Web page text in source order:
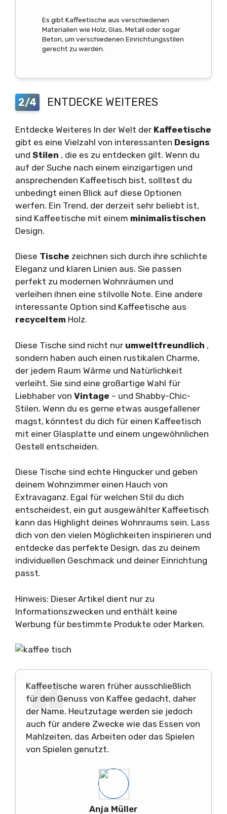
Es gibt Kaffeetische aus verschiedenen
Materialien wie Holz, Glas, Metall oder sogar
Beton, um verschiedenen Einrichtungsstilen
gerecht zu werden.
2/4 ENTDECKE WEITERES
Entdecke Weiteres In der Welt der Kaffeetische
gibt es eine Vielzahl von interessanten Designs
und Stilen , die es zu entdecken gilt. Wenn du
auf der Suche nach einem einzigartigen und
ansprechenden Kaffeetisch bist, solltest du
unbedingt einen Blick auf diese Optionen
werfen. Ein Trend, der derzeit sehr beliebt ist,
sind Kaffeetische mit einem minimalistischen
Design.
Diese Tische zeichnen sich durch ihre schlichte
Eleganz und klaren Linien aus. Sie passen
perfekt zu modernen Wohnräumen und
verleihen ihnen eine stilvolle Note. Eine andere
interessante Option sind Kaffeetische aus
recyceltem Holz.
Diese Tische sind nicht nur umweltfreundlich ,
sondern haben auch einen rustikalen Charme,
der jedem Raum Wärme und Natürlichkeit
verleiht. Sie sind eine großartige Wahl für
Liebhaber von Vintage – und Shabby-Chic-
Stilen. Wenn du es gerne etwas ausgefallener
magst, könntest du dich für einen Kaffeetisch
mit einer Glasplatte und einem ungewöhnlichen
Gestell entscheiden.
Diese Tische sind echte Hingucker und geben
deinem Wohnzimmer einen Hauch von
Extravaganz. Egal für welchen Stil du dich
entscheidest, ein gut ausgewählter Kaffeetisch
kann das Highlight deines Wohnraums sein. Lass
dich von den vielen Möglichkeiten inspirieren und
entdecke das perfekte Design, das zu deinem
individuellen Geschmack und deiner Einrichtung
passt.
Hinweis: Dieser Artikel dient nur zu
Informationszwecken und enthält keine
Werbung für bestimmte Produkte oder Marken.
Kaffeetische waren früher ausschließlich
für den Genuss von Kaffee gedacht, daher
der Name. Heutzutage werden sie jedoch
auch für andere Zwecke wie das Essen von
Mahlzeiten, das Arbeiten oder das Spielen
von Spielen genutzt.
Anja Müller